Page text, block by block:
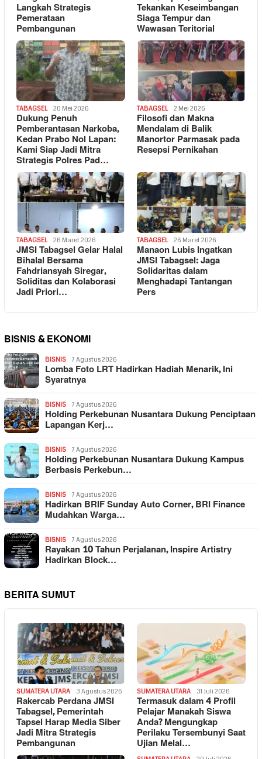
Langkah Strategis
Pemerataan
Pembangunan
Tekankan Keseimbangan
Siaga Tempur dan
Wawasan Teritorial
TABAGSEL 20 Mei 2026
Dukung Penuh
Pemberantasan Narkoba,
Kedan Prabo Nol Lapan:
Kami Siap Jadi Mitra
Strategis Polres Pad…
TABAGSEL 2 Mei 2026
Filosofi dan Makna
Mendalam di Balik
Manortor Parmasak pada
Resepsi Pernikahan
TABAGSEL 26 Maret 2026
JMSI Tabagsel Gelar Halal
Bihalal Bersama
Fahdriansyah Siregar,
Soliditas dan Kolaborasi
Jadi Priori…
TABAGSEL 26 Maret 2026
Manaon Lubis Ingatkan
JMSI Tabagsel: Jaga
Solidaritas dalam
Menghadapi Tantangan
Pers
BISNIS & EKONOMI
BISNIS 7 Agustus 2026
Lomba Foto LRT Hadirkan Hadiah Menarik, Ini
Syaratnya
BISNIS 7 Agustus 2026
Holding Perkebunan Nusantara Dukung Penciptaan
Lapangan Kerj…
BISNIS 7 Agustus 2026
Holding Perkebunan Nusantara Dukung Kampus
Berbasis Perkebun…
BISNIS 7 Agustus 2026
Hadirkan BRIF Sunday Auto Corner, BRI Finance
Mudahkan Warga…
BISNIS 7 Agustus 2026
Rayakan 10 Tahun Perjalanan, Inspire Artistry
Hadirkan Block…
BERITA SUMUT
SUMATERA UTARA 3 Agustus 2026
Rakercab Perdana JMSI
Tabagsel, Pemerintah
Tapsel Harap Media Siber
Jadi Mitra Strategis
Pembangunan
SUMATERA UTARA 31 Juli 2026
Termasuk dalam 4 Profil
Pelajar Manakah Siswa
Anda? Mengungkap
Perilaku Tersembunyi Saat
Ujian Melal…